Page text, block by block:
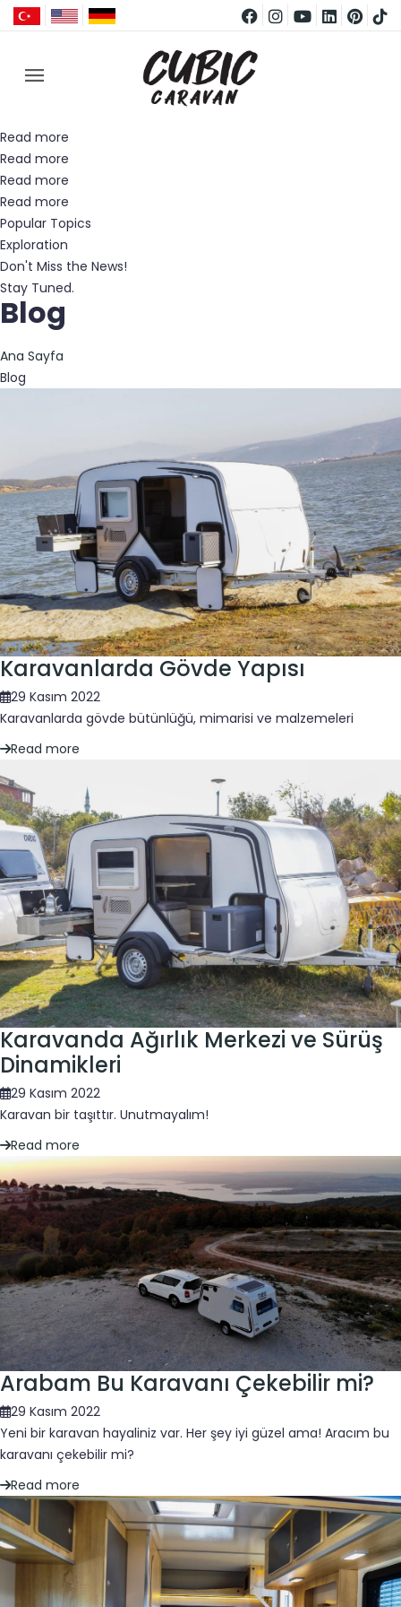
Read more
Read more
Read more
Read more
Popular Topics
Exploration
Don't Miss the News!
Stay Tuned.
Blog
Ana Sayfa
Blog
Karavanlarda Gövde Yapısı
29 Kasım 2022
Karavanlarda gövde bütünlüğü, mimarisi ve malzemeleri
Read more
Karavanda Ağırlık Merkezi ve Sürüş
Dinamikleri
29 Kasım 2022
Karavan bir taşıttır. Unutmayalım!
Read more
Arabam Bu Karavanı Çekebilir mi?
29 Kasım 2022
Yeni bir karavan hayaliniz var. Her şey iyi güzel ama! Aracım bu
karavanı çekebilir mi?
Read more